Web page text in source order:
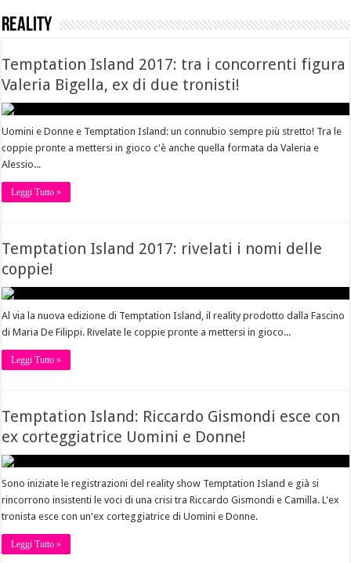
REALITY
Temptation Island 2017: tra i concorrenti figura
Valeria Bigella, ex di due tronisti!
Uomini e Donne e Temptation Island: un connubio sempre più stretto! Tra le
coppie pronte a mettersi in gioco c'è anche quella formata da Valeria e
Alessio...
Leggi Tutto »
Temptation Island 2017: rivelati i nomi delle
coppie!
Al via la nuova edizione di Temptation Island, il reality prodotto dalla Fascino
di Maria De Filippi. Rivelate le coppie pronte a mettersi in gioco...
Leggi Tutto »
Temptation Island: Riccardo Gismondi esce con
ex corteggiatrice Uomini e Donne!
Sono iniziate le registrazioni del reality show Temptation Island e già si
rincorrono insistenti le voci di una crisi tra Riccardo Gismondi e Camilla. L'ex
tronista esce con un'ex corteggiatrice di Uomini e Donne.
Leggi Tutto »